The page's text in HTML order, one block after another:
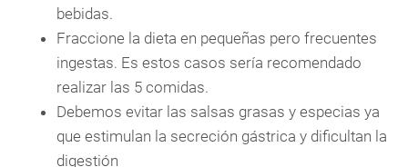
bebidas.
Fraccione la dieta en pequeñas pero frecuentes
ingestas. Es estos casos sería recomendado
realizar las 5 comidas.
Debemos evitar las salsas grasas y especias ya
que estimulan la secreción gástrica y dificultan la
digestión